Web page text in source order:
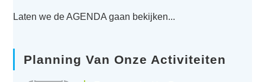
Laten we de AGENDA gaan bekijken...
Planning Van Onze Activiteiten